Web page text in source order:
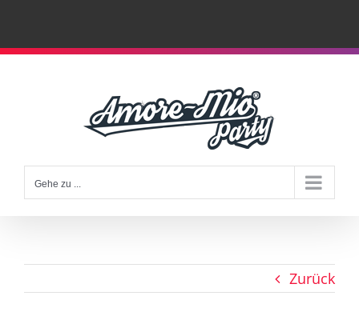
Zum
Gehe zu ...
Zurück